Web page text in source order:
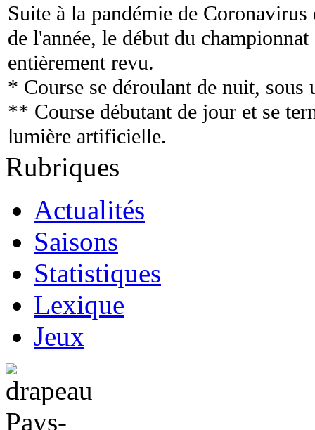
Suite à la pandémie de
de l'année, le début du
entièrement revu.
* Course se déroulant de nuit,
** Course débutant de jour et se
lumière artificielle.
Rubriques
Actualités
Saisons
Statistiques
Lexique
Jeux